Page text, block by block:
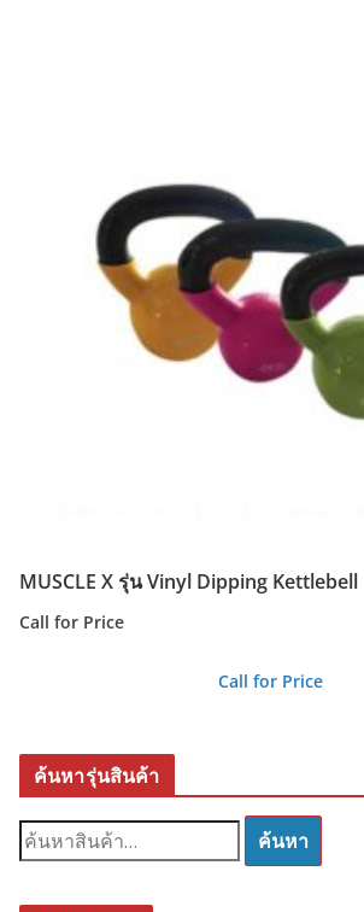
MUSCLE X รุ่น Vinyl Dipping Kettlebell
Call for Price
Call for Price
ค้นหารุ่นสินค้า
ค้
น
ค้นหา